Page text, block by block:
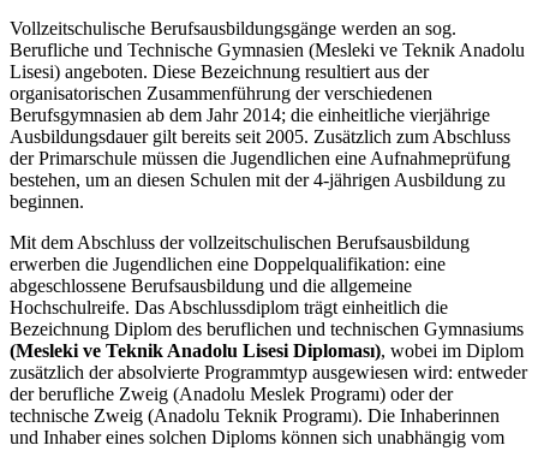
Vollzeitschulische Berufsausbildungsgänge werden an sog.
Berufliche und Technische Gymnasien (Mesleki ve Teknik Anadolu
Lisesi) angeboten. Diese Bezeichnung resultiert aus der
organisatorischen Zusammenführung der verschiedenen
Berufsgymnasien ab dem Jahr 2014; die einheitliche vierjährige
Ausbildungsdauer gilt bereits seit 2005. Zusätzlich zum Abschluss
der Primarschule müssen die Jugendlichen eine Aufnahmeprüfung
bestehen, um an diesen Schulen mit der 4-jährigen Ausbildung zu
beginnen.
Mit dem Abschluss der vollzeitschulischen Berufsausbildung
erwerben die Jugendlichen eine Doppelqualifikation: eine
abgeschlossene Berufsausbildung und die allgemeine
Hochschulreife. Das Abschlussdiplom trägt einheitlich die
Bezeichnung Diplom des beruflichen und technischen Gymnasiums
(Mesleki ve Teknik Anadolu Lisesi Diploması), wobei im Diplom
zusätzlich der absolvierte Programmtyp ausgewiesen wird: entweder
der berufliche Zweig (Anadolu Meslek Programı) oder der
technische Zweig (Anadolu Teknik Programı). Die Inhaberinnen
und Inhaber eines solchen Diploms können sich unabhängig vom